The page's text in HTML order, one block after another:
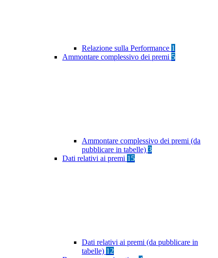
Relazione sulla Performance 1
Ammontare complessivo dei premi 5
Ammontare complessivo dei premi (da
pubblicare in tabelle) 3
Dati relativi ai premi 15
Dati relativi ai premi (da pubblicare in
tabelle) 12